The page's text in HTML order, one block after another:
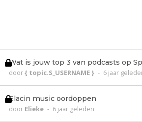
Wat is jouw top 3 van podcasts op
door{ topic.S_USERNAME } - 6 jaar
Elacin music oordoppen
door Elieke - 6 jaar geleden